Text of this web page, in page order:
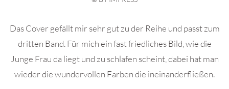
Das Cover gefällt mir sehr gut zu der Reihe und passt zum
dritten Band. Für mich ein fast friedliches Bild, wie die
Junge Frau da liegt und zu schlafen scheint, dabei hat man
wieder die wundervollen Farben die ineinanderfließen.